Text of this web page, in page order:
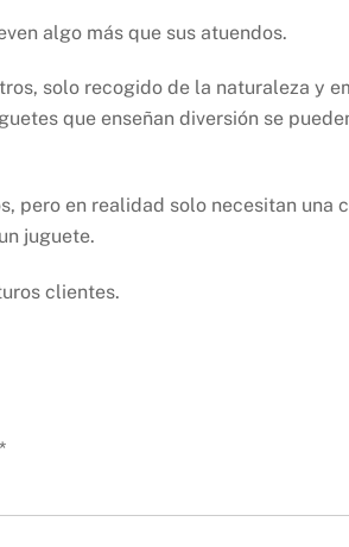
algo más que sus atuendos.
solo recogido de la naturaleza y
que enseñan diversión se
pero en realidad solo necesitan una
juguete.
clientes.
*